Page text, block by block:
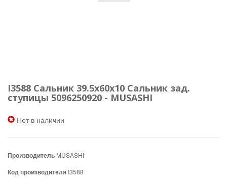
I3588 Сальник 39.5х60х10 Сальник зад.
ступицы 5096250920 - MUSASHI
Нет в наличии
Производитель MUSASHI
Код производителя I3588